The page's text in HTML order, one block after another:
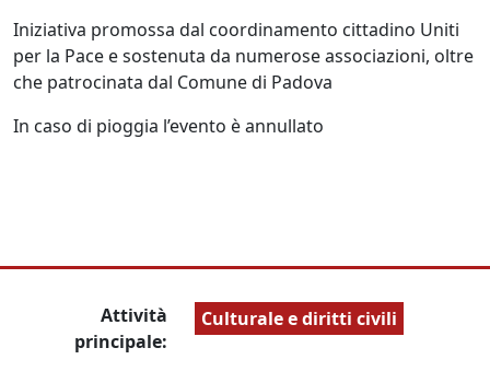
Iniziativa promossa dal coordinamento cittadino Uniti
per la Pace e sostenuta da numerose associazioni, oltre
che patrocinata dal Comune di Padova
In caso di pioggia l’evento è annullato
Attività
principale:
Culturale e diritti civili